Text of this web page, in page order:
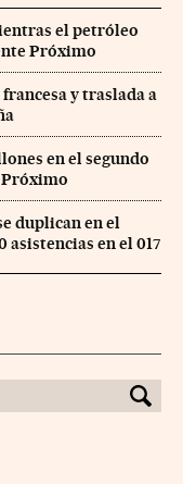
el petróleo
Próximo
y traslada a
en el segundo
duplican en el
en el 017